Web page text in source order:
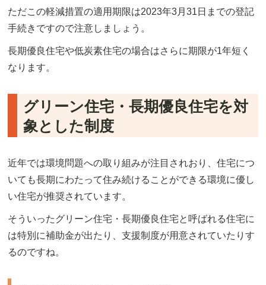
ただこの軽減措置の適用期限は2023年3月31日までの登記
手続きですので注意しましょう。
長期優良住宅や低炭素住宅の場合はさらに期限が1年短く
なります。
グリーン住宅・長期優良住宅を対
象とした制度
近年では環境問題への取り組みが注目されおり、住宅につ
いても長期にわたって住み続けることができる環境に優し
い住宅が推奨されています。
そういったグリーン住宅・長期優良住宅と呼ばれる住宅に
は特別に補助金が出たり、支援制度が用意されていたりす
るのですね。